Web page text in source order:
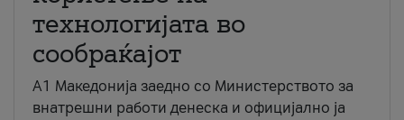
технологијата во
сообраќајот
A1 Македонија заедно со Министерството за
внатрешни работи денеска и официјално ја